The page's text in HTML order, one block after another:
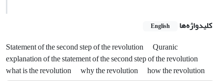
کلیدواژه‌ها English
Statement of the second step of the revolution
Quranic
explanation of the statement of the second step of the revolution
what is the revolution
why the revolution
how the revolution